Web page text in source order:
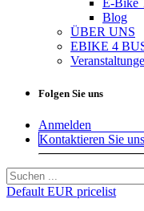
E-Bike
Blog
ÜBER UNS
EBIKE 4
Folgen Sie uns
Anmelden
Kontaktieren Sie uns
Default EUR pricelist